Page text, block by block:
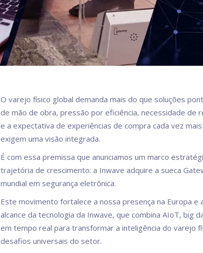
O varejo físico global demanda mais do que soluções
de mão de obra, pressão por eficiência, necessidade de
e a expectativa de experiências de compra cada vez
exigem uma visão integrada.
É com essa premissa que anunciamos um marco
trajetória de crescimento: a Inwave adquire a sueca
mundial em segurança eletrônica.
Este movimento fortalece a nossa presença na Europa e
alcance da tecnologia da Inwave, que combina AIoT, big
em tempo real para transformar a inteligência do varejo
desafios universais do setor.